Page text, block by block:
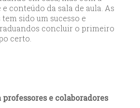
conteúdo da sala de aula. As
sido um sucesso e
concluir o primeiro
certo.
e colaboradores